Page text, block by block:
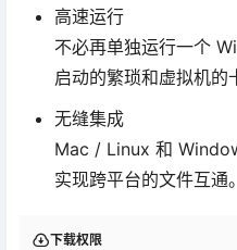
高速运行
不必再单独运行一个
启动的繁琐和虚拟机的
无缝集成
Mac / Linux 和
实现跨平台的文件互通。
下载权限